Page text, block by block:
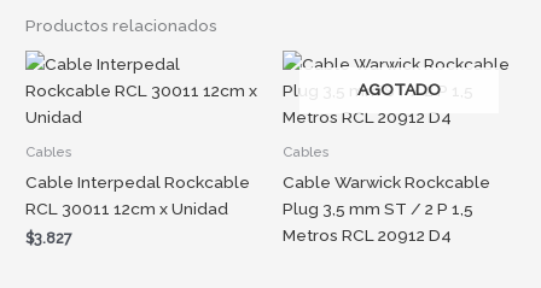
Productos relacionados
Cables
Cable Interpedal Rockcable
RCL 30011 12cm x Unidad
$3.827
AGOTADO
Cables
Cable Warwick Rockcable
Plug 3,5 mm ST / 2 P 1,5
Metros RCL 20912 D4